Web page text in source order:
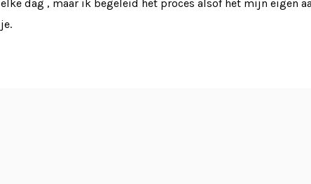
elke dag , maar ik begeleid het proces alsof het mijn eigen
je.